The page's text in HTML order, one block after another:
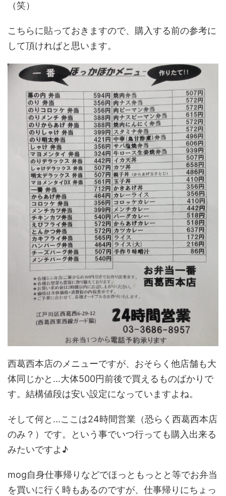
（笑）
こちらに貼っておきますので、購入する前の参考に
して頂ければと思います。
西葛西本店のメニューですが、おそらく他店舗も大
体同じかと...大体500円前後で買えるものばかりで
す。結構値段は安い設定になっていますよね。
そして何と...ここは24時間営業（恐らく西葛西本店
のみ？）です。という事でいつ行っても購入出来る
みたいですよ♪
mog自身仕事帰りなどでほっともっとと等でお弁当
を買いに行く時もあるのですが、仕事帰りにちょっ